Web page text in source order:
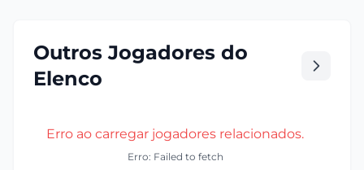
Outros Jogadores do
Elenco
Erro ao carregar jogadores relacionados.
Erro: Failed to fetch